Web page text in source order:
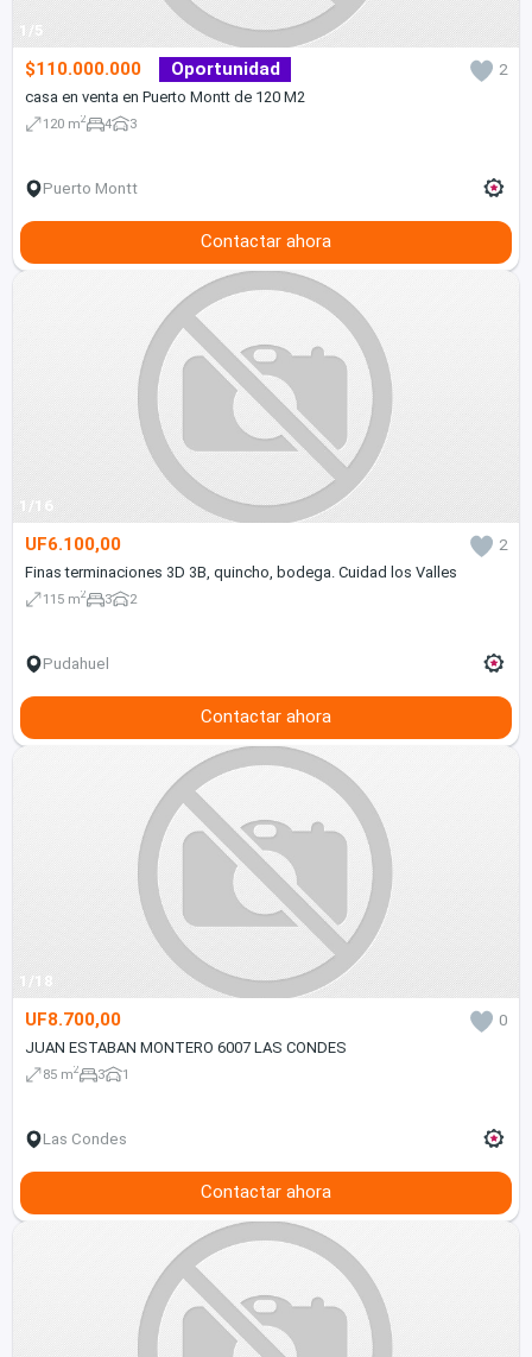
1/5
$110.000.000 Oportunidad
2
casa en venta en Puerto Montt de 120 M2
120 m2 4 3
Puerto Montt
Contactar ahora
1/16
UF6.100,00
2
Finas terminaciones 3D 3B, quincho, bodega. Cuidad los Valles
115 m2 3 2
Pudahuel
Contactar ahora
1/18
UF8.700,00
0
JUAN ESTABAN MONTERO 6007 LAS CONDES
85 m2 3 1
Las Condes
Contactar ahora